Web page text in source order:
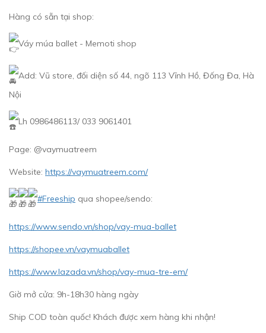
Hàng có sẵn tại shop:
Váy múa ballet - Memoti shop
Add: Vũ store, đối diện số 44, ngõ 113 Vĩnh Hồ, Đống Đa, Hà
Nội
Lh 0986486113/ 033 9061401
Page: @vaymuatreem
Website: https://vaymuatreem.com/
#Freeship qua shopee/sendo:
https://www.sendo.vn/shop/vay-mua-ballet
https://shopee.vn/vaymuaballet
https://www.lazada.vn/shop/vay-mua-tre-em/
Giờ mở cửa: 9h-18h30 hàng ngày
Ship COD toàn quốc! Khách được xem hàng khi nhận!